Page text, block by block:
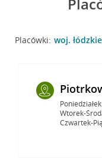
Placówki: woj. łódzkie
Wtorek-
Czwartek-